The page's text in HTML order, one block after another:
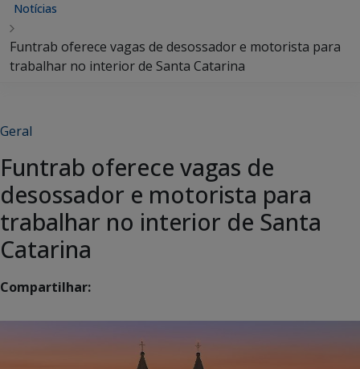
Notícias
Funtrab oferece vagas de desossador e motorista para
trabalhar no interior de Santa Catarina
Geral
Funtrab oferece vagas de
desossador e motorista para
trabalhar no interior de Santa
Catarina
Compartilhar: